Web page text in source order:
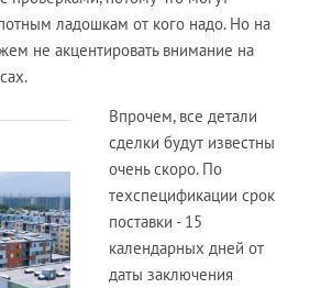
ладошкам от кого надо. Но на
не акцентировать внимание на
Впрочем, все детали
сделки будут известны
очень скоро. По
техспецификации срок
поставки - 15
календарных дней от
даты заключения